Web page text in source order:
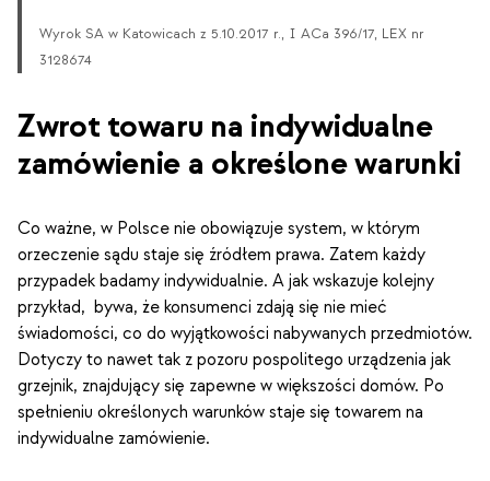
Wyrok SA w Katowicach z 5.10.2017 r., I ACa 396/17, LEX nr
3128674
Zwrot towaru na indywidualne
zamówienie a określone warunki
Co ważne, w Polsce nie obowiązuje system, w którym
orzeczenie sądu staje się źródłem prawa. Zatem każdy
przypadek badamy indywidualnie. A jak wskazuje kolejny
przykład, bywa, że konsumenci zdają się nie mieć
świadomości, co do wyjątkowości nabywanych przedmiotów.
Dotyczy to nawet tak z pozoru pospolitego urządzenia jak
grzejnik, znajdujący się zapewne w większości domów. Po
spełnieniu określonych warunków staje się towarem na
indywidualne zamówienie.